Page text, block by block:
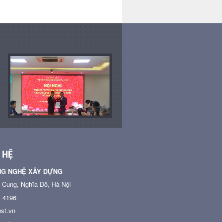
NGHỆ XÂY DỰNG
Nghĩa Đô, Hà Nội
4196